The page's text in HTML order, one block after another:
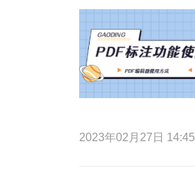
2023年02月27日 14:45